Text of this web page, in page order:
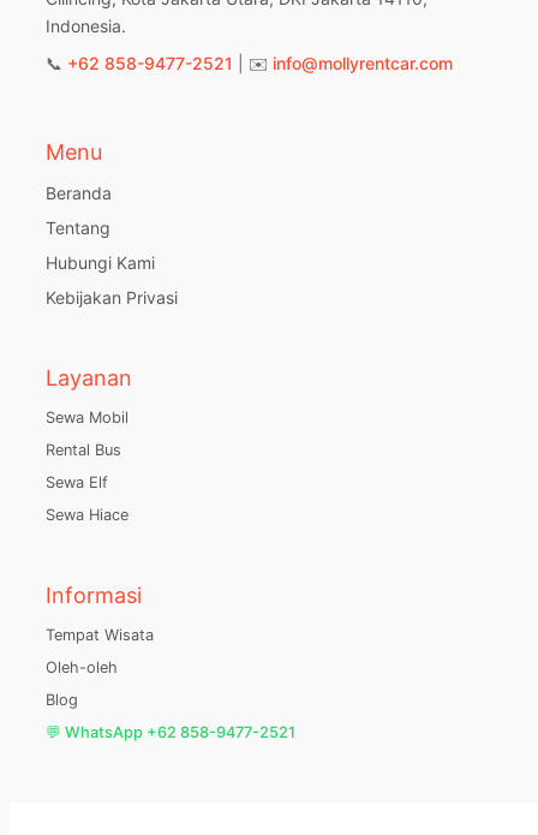
Indonesia.
📞 +62 858-9477-2521 | ✉️ info@mollyrentcar.com
Menu
Beranda
Tentang
Hubungi Kami
Kebijakan Privasi
Layanan
Sewa Mobil
Rental Bus
Sewa Elf
Sewa Hiace
Informasi
Tempat Wisata
Oleh-oleh
Blog
💬 WhatsApp +62 858-9477-2521